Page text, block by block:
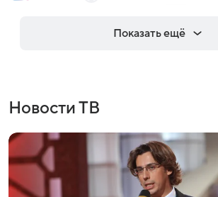
Показать ещё
Новости ТВ